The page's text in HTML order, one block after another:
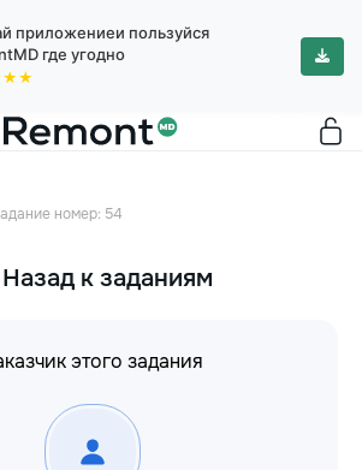
приложениеи пользуйся
где угодно
номер: 54
Назад к заданиям
этого задания